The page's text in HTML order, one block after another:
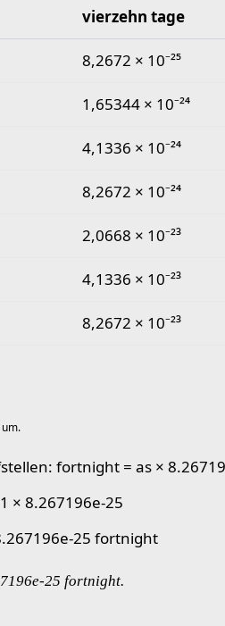
zu-vierzehn tage-Werte
vierzehn tage
8,2672 × 10⁻²⁵
1,65344 × 10⁻²⁴
4,1336 × 10⁻²⁴
8,2672 × 10⁻²⁴
2,0668 × 10⁻²³
4,1336 × 10⁻²³
8,2672 × 10⁻²³
fortnight = as ×
× 8.267196e-25
25 fortnight
25 fortnight.